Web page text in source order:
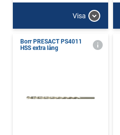
Visa
Borr PRESACT PS4011
HSS extra lång